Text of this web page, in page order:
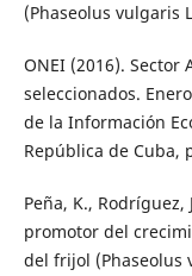
(Phaseolus vulgaris
ONEI (2016).
seleccionados.
de la Información
República de Cuba,
Peña, K., Rodríguez,
promotor del
del frijol (Phaseolus